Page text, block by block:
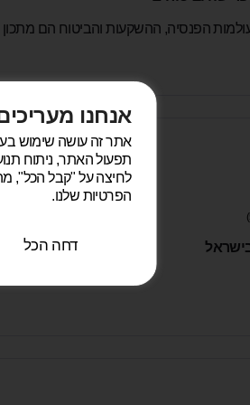
אנחנו
תפעול האתר, ניתוח
לחיצה על "קבל הכל",
הפרטיות שלנו.
דחה הכל
הפנסיה, ההשקעות והביטוח הם